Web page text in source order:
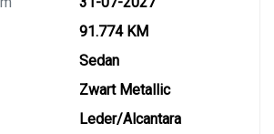
91.774 KM
Sedan
Zwart Metallic
Leder/Alcantara